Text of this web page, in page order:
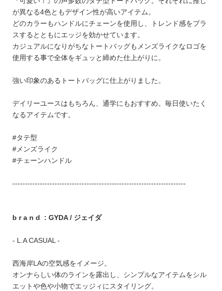
が異なる4色ともデザイン性が高いアイテム。
どのカラーもハンドルにチェーンを使用し、トレンド感をプラ
スするとともにエッジを効かせています。
カジュアルになりがちなトートバッグもメンズライクなロゴを
使用する事で全体をギュッと締めた仕上がりに。
強い印象のあるトートバッグに仕上がりました。
デイリーユースはもちろん、通学にもおすすめ。毎日使いたく
なるアイテムです。
#タテ型
#メンズライク
#チェーンハンドル
----------------------------------------------------------------------
b r a n d : GYDA / ジェイダ
- L.A CASUAL -
西海岸LAの空気感をイメージ。
オンナらしい体のラインを露出し、シンプルなアイテムをシル
エットや色や小物でエッジィにスタイリング。